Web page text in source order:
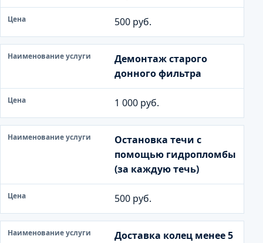
500 руб.
Демонтаж старого
донного фильтра
1 000 руб.
Остановка течи с
помощью гидропломбы
(за каждую течь)
500 руб.
Доставка колец менее 5